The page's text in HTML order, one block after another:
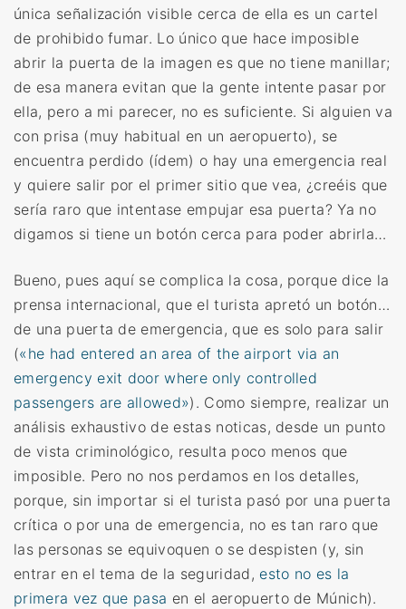
única señalización visible cerca de ella es un cartel
de prohibido fumar. Lo único que hace imposible
abrir la puerta de la imagen es que no tiene manillar;
de esa manera evitan que la gente intente pasar por
ella, pero a mi parecer, no es suficiente. Si alguien va
con prisa (muy habitual en un aeropuerto), se
encuentra perdido (ídem) o hay una emergencia real
y quiere salir por el primer sitio que vea, ¿creéis que
sería raro que intentase empujar esa puerta? Ya no
digamos si tiene un botón cerca para poder abrirla…
Bueno, pues aquí se complica la cosa, porque dice la
prensa internacional, que el turista apretó un botón…
de una puerta de emergencia, que es solo para salir
(«he had entered an area of the airport via an
emergency exit door where only controlled
passengers are allowed»). Como siempre, realizar un
análisis exhaustivo de estas noticas, desde un punto
de vista criminológico, resulta poco menos que
imposible. Pero no nos perdamos en los detalles,
porque, sin importar si el turista pasó por una puerta
crítica o por una de emergencia, no es tan raro que
las personas se equivoquen o se despisten (y, sin
entrar en el tema de la seguridad, esto no es la
primera vez que pasa en el aeropuerto de Múnich).